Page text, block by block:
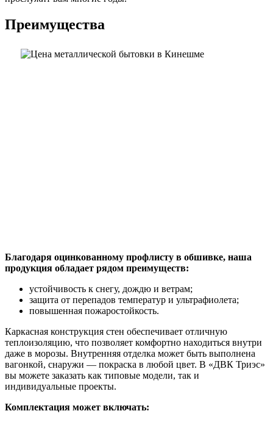
Преимущества
Благодаря оцинкованному профлисту в обшивке, наша
продукция обладает рядом преимуществ:
устойчивость к снегу, дождю и ветрам;
защита от перепадов температур и ультрафиолета;
повышенная пожаростойкость.
Каркасная конструкция стен обеспечивает отличную
теплоизоляцию, что позволяет комфортно находиться внутри
даже в морозы. Внутренняя отделка может быть выполнена
вагонкой, снаружи — покраска в любой цвет. В «ДВК Триэс»
вы можете заказать как типовые модели, так и
индивидуальные проекты.
Комплектация может включать: